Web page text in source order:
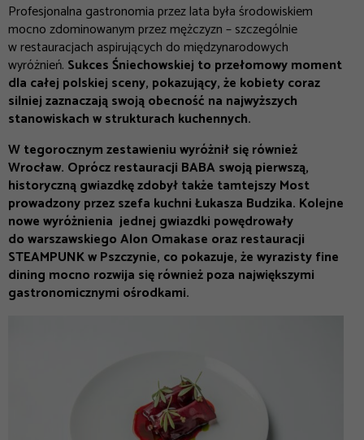
Profesjonalna gastronomia przez lata była środowiskiem
mocno zdominowanym przez mężczyzn – szczególnie
w restauracjach aspirujących do międzynarodowych
wyróżnień. Sukces Śniechowskiej to przełomowy moment
dla całej polskiej sceny, pokazujący, że kobiety coraz
silniej zaznaczają swoją obecność na najwyższych
stanowiskach w strukturach kuchennych.
W tegorocznym zestawieniu wyróżnił się również
Wrocław. Oprócz restauracji BABA swoją pierwszą,
historyczną gwiazdkę zdobył także tamtejszy Most
prowadzony przez szefa kuchni Łukasza Budzika. Kolejne
nowe wyróżnienia jednej gwiazdki powędrowały
do warszawskiego Alon Omakase oraz restauracji
STEAMPUNK w Pszczynie, co pokazuje, że wyrazisty fine
dining mocno rozwija się również poza największymi
gastronomicznymi ośrodkami.